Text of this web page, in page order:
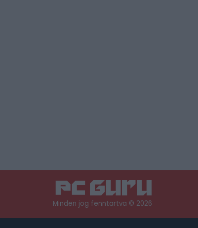
Minden jog fenntartva © 2026